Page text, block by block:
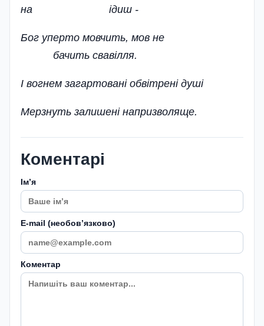
на ідиш -
Бог уперто мовчить, мов не
бачить свавілля.
І вогнем загартовані обвітрені душі
Мерзнуть залишені напризволяще.
Коментарі
Імʼя
E-mail (необовʼязково)
Коментар